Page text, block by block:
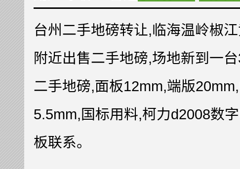
台州二手地磅转让,临海温岭椒
附近出售二手地磅,场地新到一
二手地磅,面板12mm,端版
5.5mm,国标用料,柯力d2008数
板联系。